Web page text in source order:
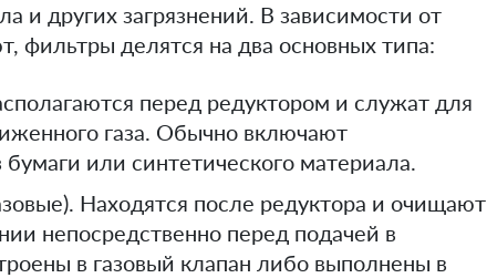
и других загрязнений. В зависимости от
фильтры делятся на два основных типа:
перед редуктором и служат для
газа. Обычно включают
или синтетического материала.
Находятся после редуктора и очищают
непосредственно перед подачей в
в газовый клапан либо выполнены в